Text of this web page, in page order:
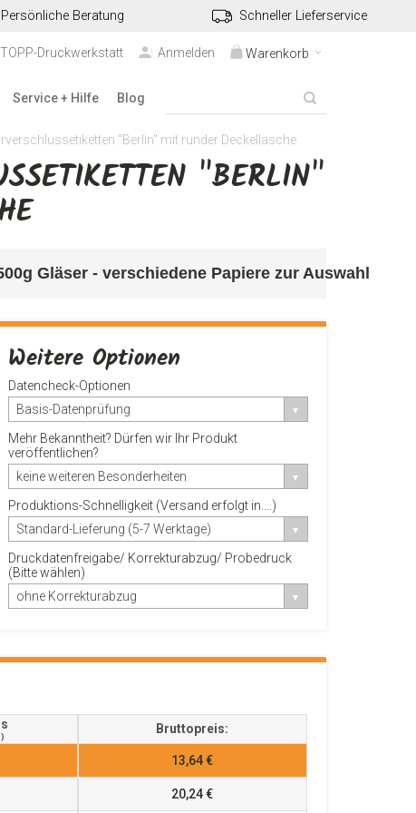
Persönliche Beratung Schneller Lieferservice
Warenkorb
Druckwerkstatt Anmelden
Service + Hilfe Blog
"Berlin" mit runder Deckellasche
"BERLIN" M
Gläser - verschiedene Papiere zur Auswahl
Weitere Optionen
Datencheck-Optionen
Basis-Datenprüfung
Mehr Bekanntheit? Dürfen wir Ihr Produkt
veröffentlichen?
keine weiteren Besonderheiten
Produktions-Schnelligkeit (Versand erfolgt in....)
Standard-Lieferung (5-7 Werktage)
Druckdatenfreigabe/ Korrekturabzug/ Probedruck
(Bitte wählen)
ohne Korrekturabzug
Bruttopreis:
13,64 €
20,24 €